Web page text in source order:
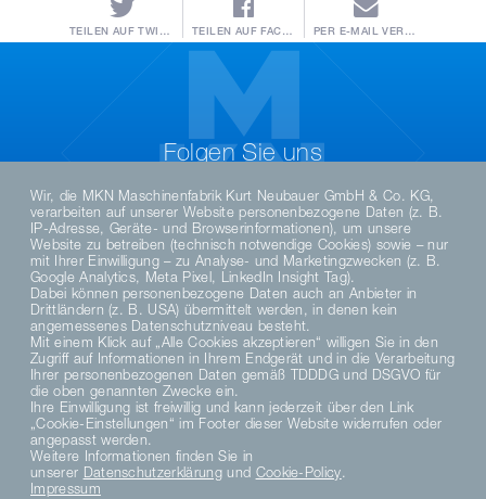
TEILEN AUF TWITTER TEILEN AUF FACEBOOK PER E-MAIL VERSENDEN
Folgen Sie uns
DE EN
DATENSCHUTZHINWEISE
DATENSCHUTZERKLÄRUNG SOCIAL MEDIA
DATENSCHUTZERKLÄRUNG
Wir, die MKN Maschinenfabrik Kurt Neubauer GmbH & Co. KG,
verarbeiten auf unserer Website personenbezogene Daten (z. B.
IP-Adresse, Geräte- und Browserinformationen), um unsere
Website zu betreiben (technisch notwendige Cookies) sowie – nur
mit Ihrer Einwilligung – zu Analyse- und Marketingzwecken (z. B.
Google Analytics, Meta Pixel, LinkedIn Insight Tag).
Dabei können personenbezogene Daten auch an Anbieter in
Drittländern (z. B. USA) übermittelt werden, in denen kein
angemessenes Datenschutzniveau besteht.
Mit einem Klick auf „Alle Cookies akzeptieren“ willigen Sie in den
Zugriff auf Informationen in Ihrem Endgerät und in die Verarbeitung
Ihrer personenbezogenen Daten gemäß TDDDG und DSGVO für
die oben genannten Zwecke ein.
Ihre Einwilligung ist freiwillig und kann jederzeit über den Link
„Cookie-Einstellungen“ im Footer dieser Website widerrufen oder
angepasst werden.
Weitere Informationen finden Sie in
unserer Datenschutzerklärungund Cookie-Policy.
Impressum